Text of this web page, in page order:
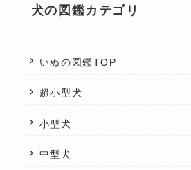
犬の図鑑カテゴリ
いぬの図鑑TOP
超小型犬
小型犬
中型犬